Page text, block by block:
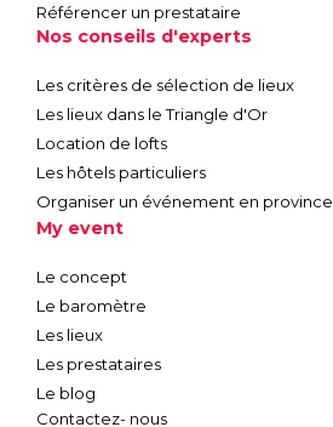
Référencer un prestataire
Nos conseils d'experts
Les critères de sélection de lieux
Les lieux dans le Triangle d'Or
Location de lofts
Les hôtels particuliers
Organiser un événement en province
My event
Le concept
Le baromètre
Les lieux
Les prestataires
Le blog
Contactez- nous